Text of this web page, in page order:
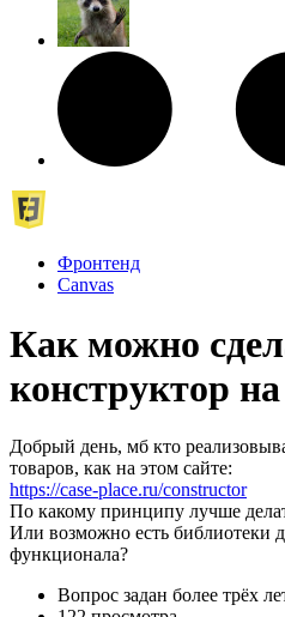
Фронтенд
Canvas
Как можно
конструктор
Добрый день, мб кто
товаров, как на этом сайте:
https://case-place.ru/constructor
По какому принципу лучше
Или возможно есть библиотеки
функционала?
Вопрос задан более трёх